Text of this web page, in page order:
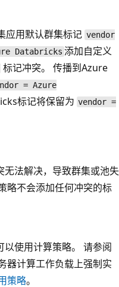
应用默认群集标记 vendor
Databricks 添加自定义
标记冲突。 传播到Azure
= Azure
标记将保留为 vendor =
法解决，导致群集或池失
略不会添加任何冲突的标
使用计算策略。 请参阅
器计算工作负载上强制实
策略。